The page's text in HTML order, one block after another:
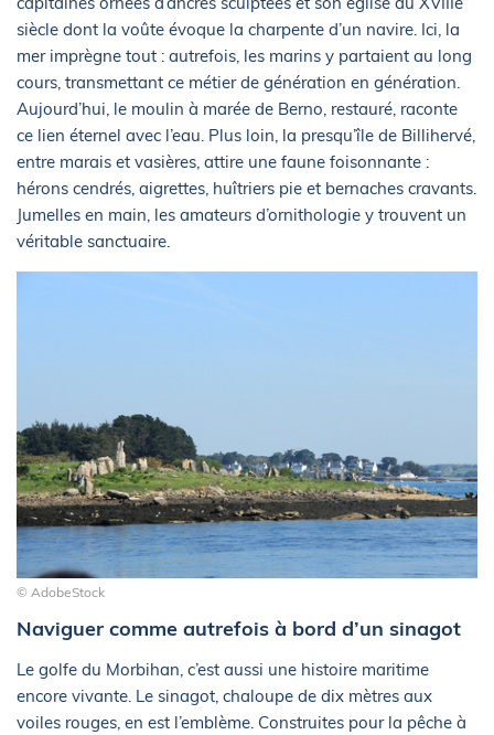
siècle dont la voûte évoque la charpente d’un navire. Ici, la
mer imprègne tout : autrefois, les marins y partaient au long
cours, transmettant ce métier de génération en génération.
Aujourd’hui, le moulin à marée de Berno, restauré, raconte
ce lien éternel avec l’eau. Plus loin, la presqu’île de Billihervé,
entre marais et vasières, attire une faune foisonnante :
hérons cendrés, aigrettes, huîtriers pie et bernaches cravants.
Jumelles en main, les amateurs d’ornithologie y trouvent un
véritable sanctuaire.
© AdobeStock
Naviguer comme autrefois à bord d’un sinagot
Le golfe du Morbihan, c’est aussi une histoire maritime
encore vivante. Le sinagot, chaloupe de dix mètres aux
voiles rouges, en est l’emblème. Construites pour la pêche à